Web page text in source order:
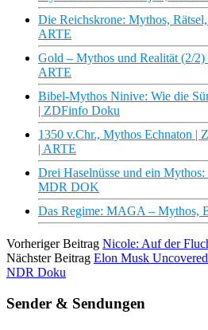
Die Reichskrone: Mythos,
ARTE
Gold – Mythos und Realität (2/
ARTE
Bibel-Mythos Ninive: Wie die
| ZDFinfo Doku
1350 v.Chr., Mythos Echnaton |
| ARTE
Drei Haselnüsse und ein Mythos:
MDR DOK
Das Regime: MAGA – Mythos,
Vorheriger Beitrag Nicole: Auf der
Nächster Beitrag Elon Musk
NDR Doku
Sender & Sendungen